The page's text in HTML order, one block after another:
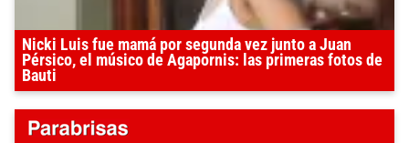
Nicki Luis fue mamá por segunda vez junto a Juan
Pérsico, el músico de Agapornis: las primeras fotos de
Bauti